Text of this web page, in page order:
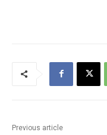
Previous article